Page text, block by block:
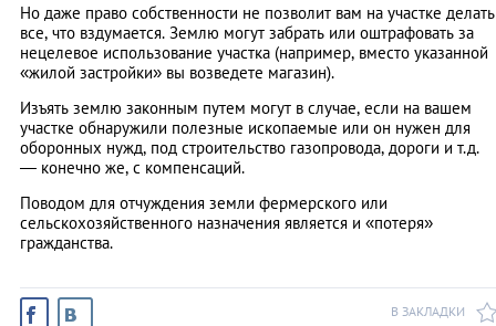
Но даже право собственности не позволит вам на участке делать
все, что вздумается. Землю могут забрать или оштрафовать за
нецелевое использование участка (например, вместо указанной
«жилой застройки» вы возведете магазин).
Изъять землю законным путем могут в случае, если на вашем
участке обнаружили полезные ископаемые или он нужен для
оборонных нужд, под строительство газопровода, дороги и т.д.
— конечно же, с компенсаций.
Поводом для отчуждения земли фермерского или
сельскохозяйственного назначения является и «потеря»
гражданства.
В ЗАКЛАДКИ